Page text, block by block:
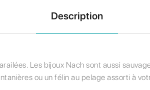
Description
Les bijoux Nach sont aussi
ou un félin au pelage assorti à